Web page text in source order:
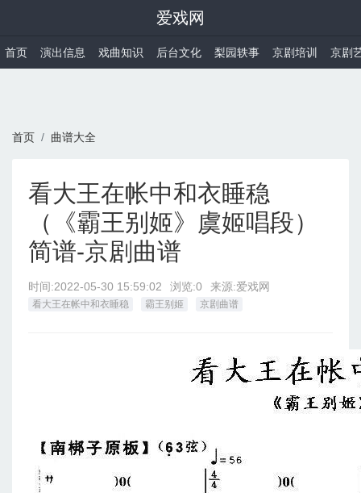
爱戏网
首页 演出信息 戏曲知识 后台文化 梨园轶事 京剧培训 京剧
首页 曲谱大全
看大王在帐中和衣睡稳
（《霸王别姬》虞姬唱段）
简谱-京剧曲谱
时间:2022-05-30 15:59:02 浏览:0 来源:爱戏网
看大王在帐中和衣睡稳 霸王别姬 京剧曲谱